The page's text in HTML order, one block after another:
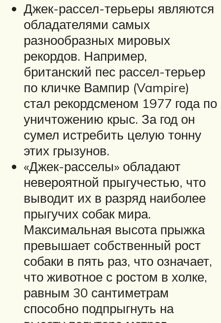
Джек-рассел-терьеры являются
обладателями самых
разнообразных мировых
рекордов. Например,
британский пес рассел-терьер
по кличке Вампир (Vampire)
стал рекордсменом 1977 года по
уничтожению крыс. За год он
сумел истребить целую тонну
этих грызунов.
«Джек-расселы» обладают
невероятной прыгучестью, что
выводит их в разряд наиболее
прыгучих собак мира.
Максимальная высота прыжка
превышает собственный рост
собаки в пять раз, что означает,
что животное с ростом в холке,
равным 30 сантиметрам
способно подпрыгнуть на